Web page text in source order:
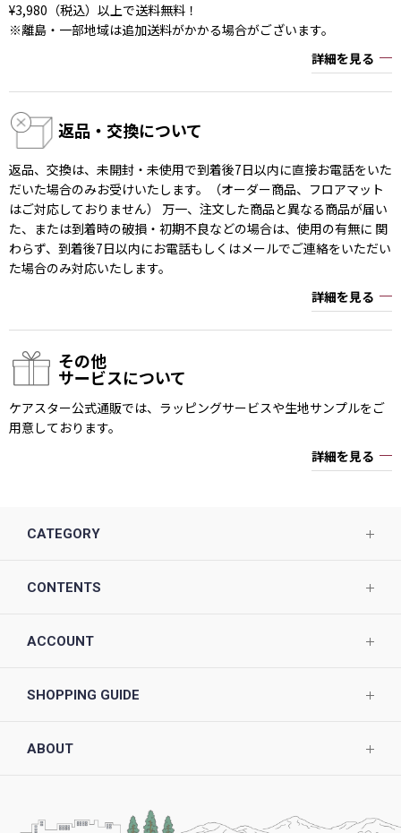
¥3,980（税込）以上で送料無料！
※離島・一部地域は追加送料がかかる場合がございます。
詳細を見る
返品・交換について
返品、交換は、未開封・未使用で到着後7日以内に直接お電話をいた
だいた場合のみお受けいたします。（オーダー商品、フロアマット
はご対応しておりません） 万一、注文した商品と異なる商品が届い
た、または到着時の破損・初期不良などの場合は、使用の有無に 関
わらず、到着後7日以内にお電話もしくはメールでご連絡をいただい
た場合のみ対応いたします。
詳細を見る
その他
サービスについて
ケアスター公式通販では、ラッピングサービスや生地サンプルをご
用意しております。
詳細を見る
CATEGORY
CONTENTS
ACCOUNT
SHOPPING GUIDE
ABOUT